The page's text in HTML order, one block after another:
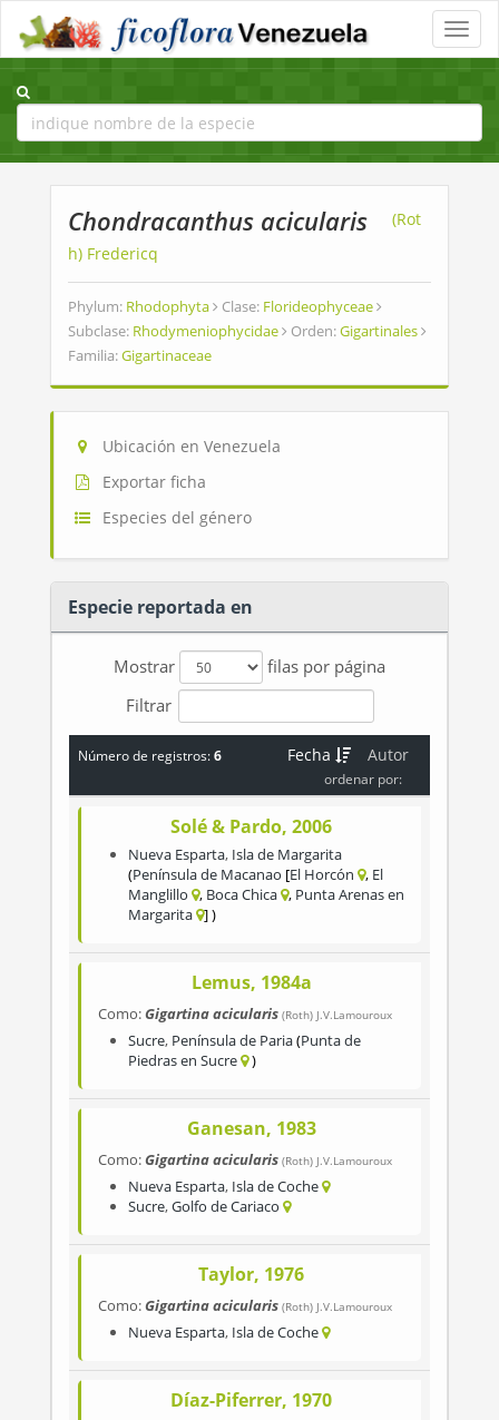
Toggle
Chondracanthus acicularis
(Rot
h) Fredericq
Phylum: Rhodophyta Clase: Florideophyceae
Subclase: Rhodymeniophycidae Orden:Gigartinales
Familia:Gigartinaceae
Ubicación en Venezuela
Exportar ficha
Especies del género
Especie reportada en
Mostrar
filas por página
Filtrar
Número de registros:6 Autor
Fecha
ordenar por:
Solé & Pardo, 2006
Nueva Esparta, Isla de Margarita
Península de Macanao El Horcón
El
Manglillo
Boca Chica
Punta Arenas en
Margarita
Lemus, 1984a
Como:Gigartina acicularis (Roth) J.V.Lamouroux
Sucre, Península de Paria Punta de
Piedras en Sucre
Ganesan, 1983
Como:Gigartina acicularis (Roth) J.V.Lamouroux
Nueva Esparta, Isla de Coche
Sucre,Golfo de Cariaco
Taylor, 1976
Como:Gigartina acicularis (Roth) J.V.Lamouroux
Nueva Esparta, Isla de Coche
Díaz-Piferrer, 1970